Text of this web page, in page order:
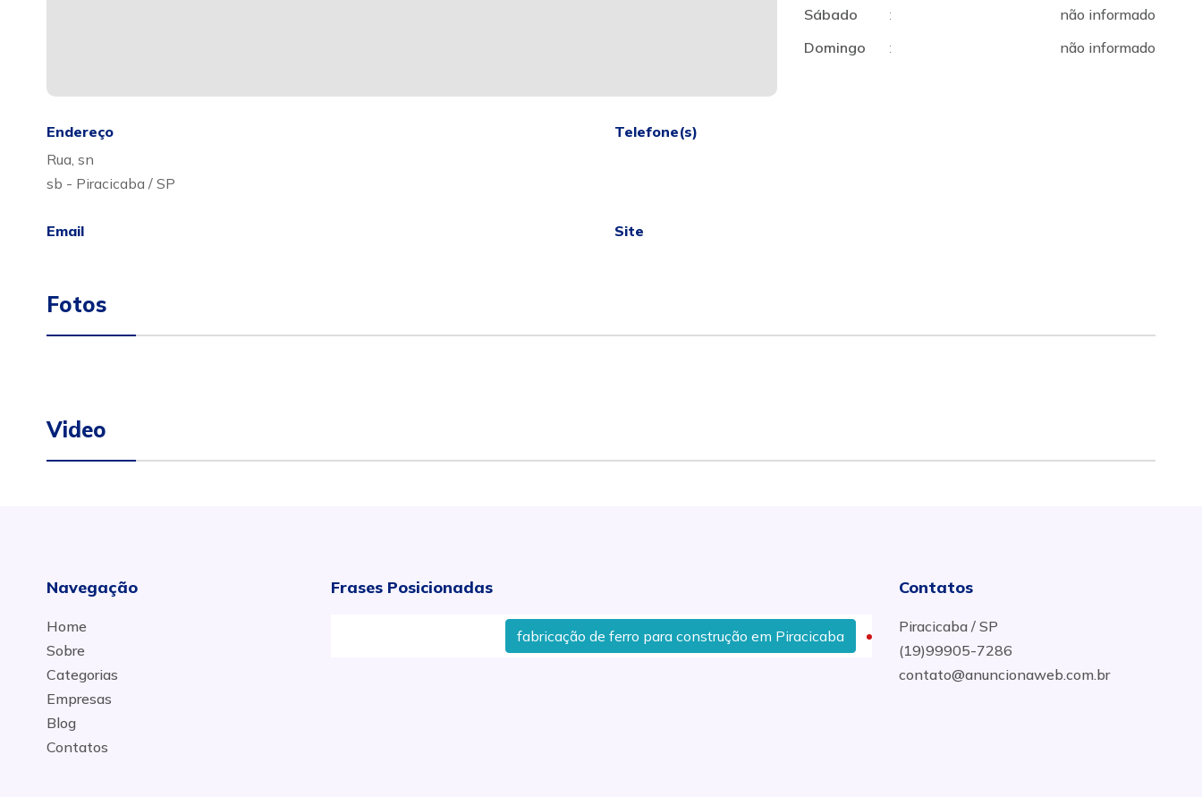
Sábado
:
não informado
Domingo
: não informado
Endereço
Rua, sn
sb - Piracicaba / SP
Telefone(s)
Email Site
Fotos
Video
Navegação
Home
Sobre
Categorias
Empresas
Blog
Contatos
Frases Posicionadas
fabricação de ferro para construção em Piracicaba Onde Comprar Colunas, Estribos, Vigas, Malhas,
Contatos
Piracicaba / SP
(19)99905-7286
contato@anuncionaweb.com.br